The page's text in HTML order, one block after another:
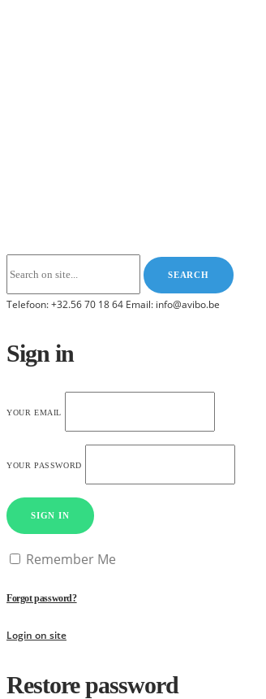
Telefoon: +32.56 70 18 64 Email: info@avibo.be
Sign in
YOUR EMAIL
YOUR PASSWORD
SIGN IN
Remember Me
Forgot password?
Login on site
Restore password